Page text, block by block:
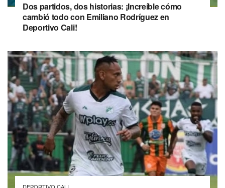
Dos partidos, dos historias: ¡Increíble cómo
cambió todo con Emiliano Rodríguez en
Deportivo Cali!